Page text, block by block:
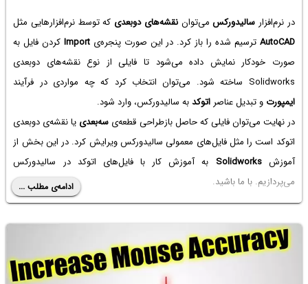
در نرم‌افزار سالیدورکسمی‌تواننقشه‌های دو‌بعدی که توسط نرم‌افزارهایی مثل
AutoCAD ترسیم شده را باز کرد. در این صورت پنجره‌یImport کردن فایل به
صورت خودکار نمایش داده می‌شود تا فایلی از نوع نقشه‌های دو‌بعدی
Solidworks ساخته شود. می‌توان انتخاب کرد که چه مواردی در فرآیند
ایمپورت و تبدیل عناصراتوکدبه سالیدورکس، وارد شود.
در نهایت می‌توان فایلی که حاصل بازطراحی قطعه‌ی سه‌بعدی یا نقشه‌ی دوبعدی
اتوکد است را مثل فایل‌های معمولی سالیدورکس ویرایش کرد. در این بخش از
آموزشSolidworks به آموزش کار با فایل‌های اتوکد در سالیدورکس
می‌پردازیم. با ما باشید.
ادامه‌ی مطلب ...